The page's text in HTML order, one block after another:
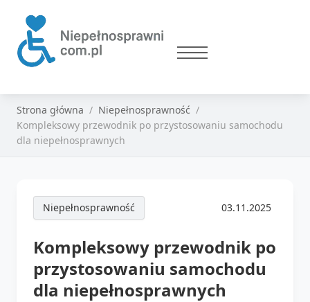
Strona główna
Niepełnosprawność
Kompleksowy przewodnik po przystosowaniu samochodu
dla niepełnosprawnych
Niepełnosprawność 03.11.2025
Kompleksowy przewodnik po
przystosowaniu samochodu
dla niepełnosprawnych